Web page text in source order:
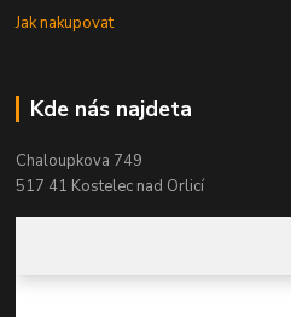
Jak nakupovat
Kde nás najdeta
Chaloupkova 749
517 41 Kostelec nad Orlicí